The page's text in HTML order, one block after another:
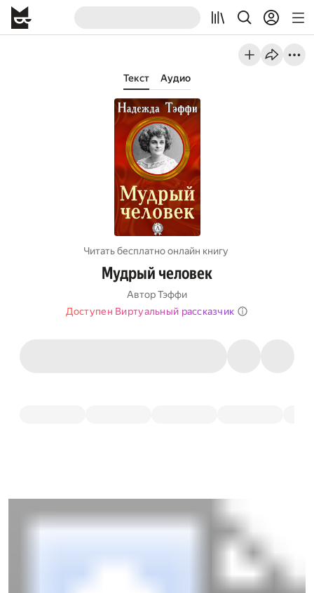
Текст Аудио
Читать бесплатно онлайн книгу
Мудрый человек
АвторТэффи
Доступен Виртуальный рассказчик